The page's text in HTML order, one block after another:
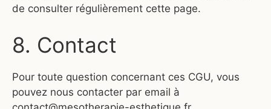
de consulter régulièrement cette page.
8. Contact
Pour toute question concernant ces CGU, vous
pouvez nous contacter par email à